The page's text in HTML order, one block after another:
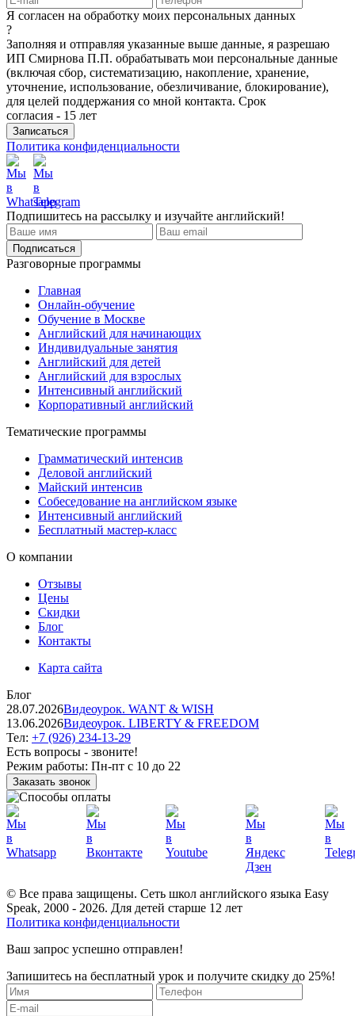
Я согласен на обработку моих персональных данных
?
Заполняя и отправляя указанные выше данные, я разрешаю
ИП Смирнова П.П. обрабатывать мои персональные данные
(включая сбор, систематизацию, накопление, хранение,
уточнение, использование, обезличивание, блокирование),
для целей поддержания со мной контакта. Срок
согласия - 15 лет
Политика конфиденциальности
Подпишитесь на рассылку и изучайте английский!
Разговорные программы
Главная
Онлайн-обучение
Обучение в Москве
Английский для начинающих
Индивидуальные занятия
Английский для детей
Английский для взрослых
Интенсивный английский
Корпоративный английский
Тематические программы
Грамматический интенсив
Деловой английский
Майский интенсив
Собеседование на английском языке
Интенсивный английский
Бесплатный мастер-класс
О компании
Отзывы
Цены
Скидки
Блог
Контакты
Карта сайта
Блог
28.07.2026Видеоурок. WANT & WISH
13.06.2026Видеоурок. LIBERTY & FREEDOM
Тел: +7 (926) 234-13-29
Есть вопросы - звоните!
Режим работы: Пн-пт с 10 до 22
Заказать звонок
© Все права защищены. Сеть школ английского языка Easy
Speak, 2000 - 2026. Для детей старше 12 лет
Политика конфиденциальности
Ваш запрос успешно отправлен!
Запишитесь на бесплатный урок и получите скидку до 25%!